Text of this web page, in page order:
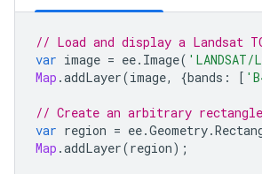
// Load and display a Landsat
var image = ee. Image( 'LANDSAT/
Map .addLayer(image, {bands : [
// Create an arbitrary
var region = ee.Geometry.
Map .addLayer(region);